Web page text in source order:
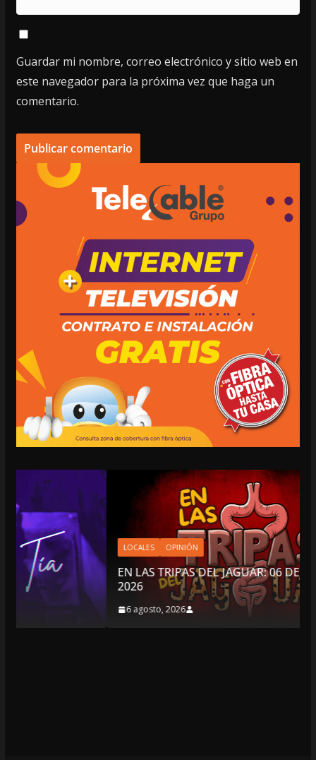
Guardar mi nombre, correo electrónico y sitio web en
este navegador para la próxima vez que haga un
comentario.
LOCALES OPINIÓN
EN LAS TRIPAS DEL JAGUAR: 06 DE AGOSTO DE
2026
6 agosto, 2026